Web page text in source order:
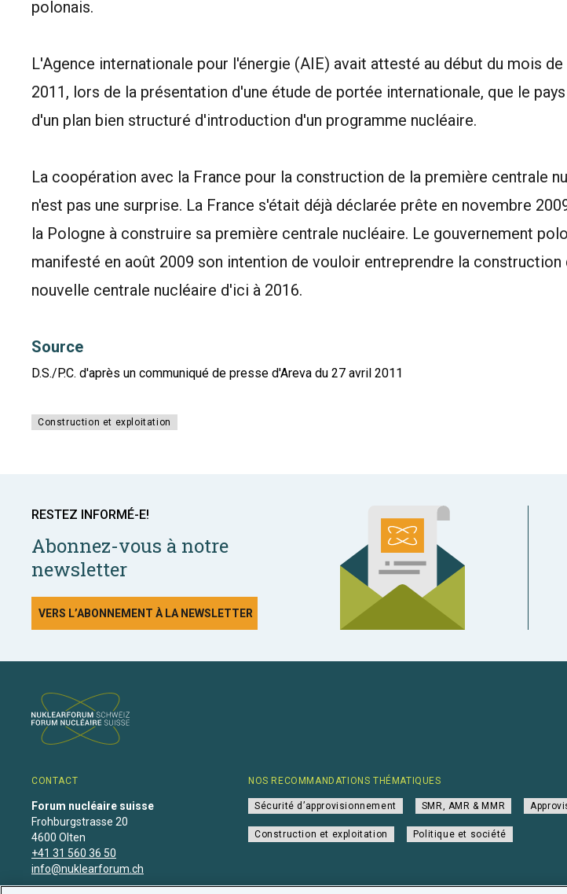
polonais.
L'Agence internationale pour l'énergie (AIE) avait attesté au début du mois de
2011, lors de la présentation d'une étude de portée internationale, que le
d'un plan bien structuré d'introduction d'un programme nucléaire.
La coopération avec la France pour la construction de la première centrale
n'est pas une surprise. La France s'était déjà déclarée prête en novembre
la Pologne à construire sa première centrale nucléaire. Le gouvernement
manifesté en août 2009 son intention de vouloir entreprendre la construction
nouvelle centrale nucléaire d'ici à 2016.
Source
D.S./P.C. d'après un communiqué de presse d'Areva du 27 avril 2011
Construction et exploitation
RESTEZ INFORMÉ-E!
Abonnez-vous à notre
newsletter
VERS L’ABONNEMENT À LA NEWSLETTER
CONTACT
Forum nucléaire suisse
Frohburgstrasse 20
4600 Olten
+41 31 560 36 50
info@nuklearforum.ch
NOS RECOMMANDATIONS THÉMATIQUES
Sécurité d’approvisionnement SMR, AMR & MMR
Construction et exploitation Politique et société